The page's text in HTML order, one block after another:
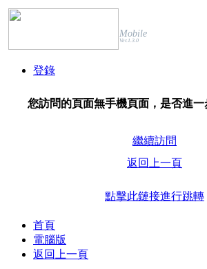
Mobile
Ver.1.3.0
登錄
您訪問的頁面無手機頁面，是否進一
繼續訪問
返回上一頁
點擊此鏈接進行跳轉
首頁
電腦版
返回上一頁